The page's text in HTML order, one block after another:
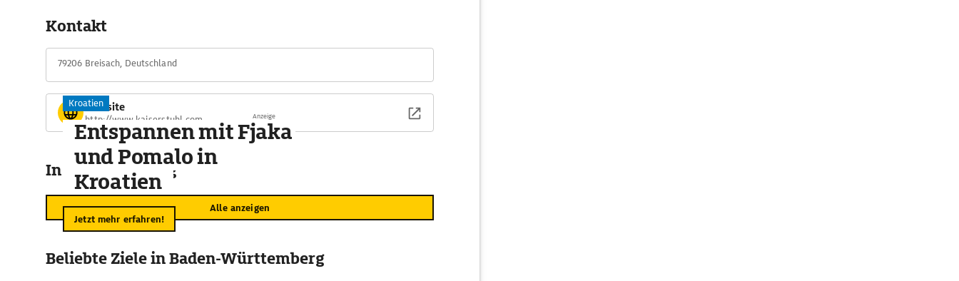
Trotz dieser neuen monotonen Großterrassen hat der Charme der
Weinbaugemeinden zum Glück wenig gelitten.
Kontakt
79206 Breisach, Deutschland
Website
http://www.kaiserstuhl.com
In der Umgebung
Alle anzeigen
Anzeige
Kroatien
Entspannen mit Fjaka
und Pomalo in
Kroatien
Jetzt mehr erfahren!
Beliebte Ziele in Baden-Württemberg